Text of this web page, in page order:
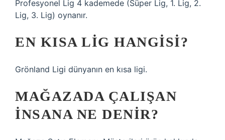
Profesyonel Lig 4 kademede (Süper Lig, 1. Lig, 2.
Lig, 3. Lig) oynanır.
EN KISA LIG HANGISI?
Grönland Ligi dünyanın en kısa ligi.
MAĞAZADA ÇALIŞAN
INSANA NE DENIR?